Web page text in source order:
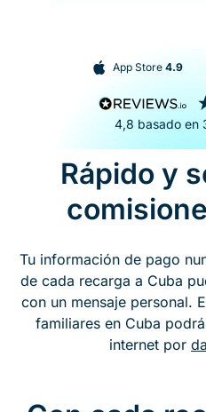
App Store 4.9
4,8 basado en
Rápido y
Tu información de pago
de cada recarga a Cuba
con un mensaje personal.
familiares en Cuba
internet por